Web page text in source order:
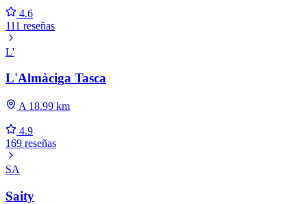
4.6
111 reseñas
L'
L'Almàciga Tasca
A 18.99 km
4.9
169 reseñas
SA
Saity